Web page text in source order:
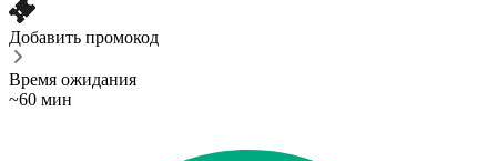
Добавить промокод
Время ожидания
~60 мин